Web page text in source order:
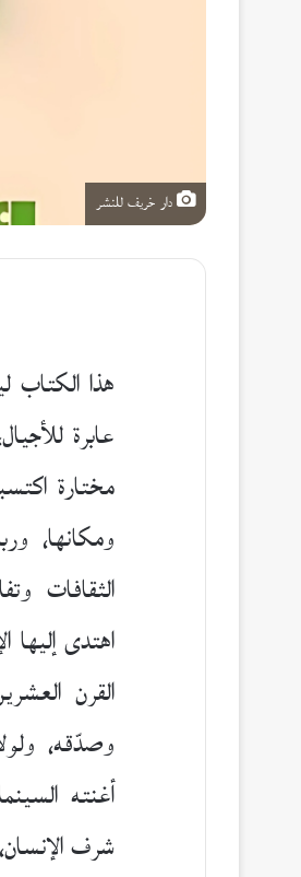
دار خريف للنشر
هذا
عابرة
مختارة
ومكانها،
الثقافات
اهتدى
القرن
وصدّقه،
أغنته
شرف